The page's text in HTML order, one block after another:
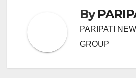
By
PARIPATI
GROUP